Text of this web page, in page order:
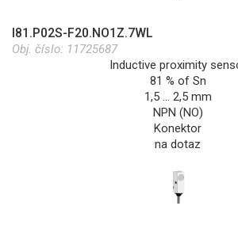
I81.P02S-F20.NO1Z.7WL
Obj. číslo: 11725687
Inductive proximity
81 % of Sn
1,5 … 2,5 mm
NPN (NO)
Konektor
na dotaz